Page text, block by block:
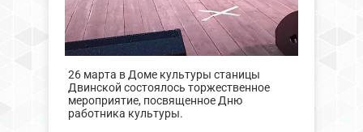
26 марта в Доме культуры станицы
Двинской состоялось торжественное
мероприятие, посвященное Дню
работника культуры.